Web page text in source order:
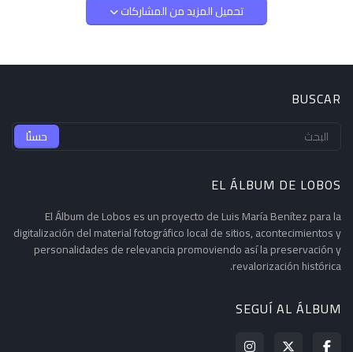
تحميل المزيد من المشاركات
BUSCAR
EL ÁLBUM DE LOBOS
El Álbum de Lobos es un proyecto de Luis María Benítez para la
digitalización del material fotográfico local de sitios, acontecimientos y
personalidades de relevancia promoviendo así la preservación y
revalorización histórica.
SEGUÍ AL ÁLBUM